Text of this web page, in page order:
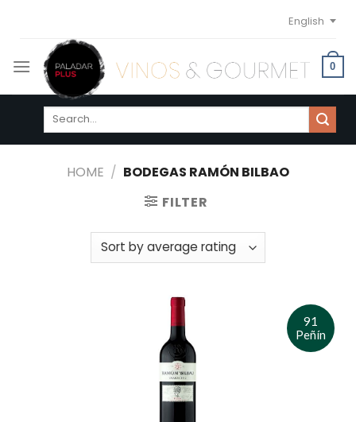
content
English
0
Search
HOME / BODEGAS RAMÓN BILBAO
FILTER
91
Peñín